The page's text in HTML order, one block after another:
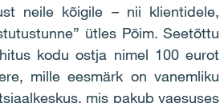
neile kõigile – nii klientidele,
ütles Põim. Seetõttu
kodu ostja nimel 100 eurot
mille eesmärk on vanemliku
mis pakub vaesuses